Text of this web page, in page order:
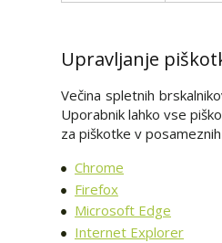
Upravljanje
Večina spletnih
Uporabnik lahko vse
za piškotke v
Chrome
Firefox
Microsoft Edge
Internet Explorer